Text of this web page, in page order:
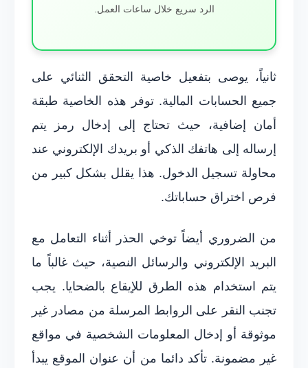
الرد سريع خلال ساعات العمل.
ثانياً، يوصى بتفعيل خاصية التحقق الثنائي على
جميع الحسابات المالية. توفر هذه الخاصية طبقة
أمان إضافية، حيث تحتاج إلى إدخال رمز يتم
إرساله إلى هاتفك الذكي أو بريدك الإلكتروني عند
محاولة تسجيل الدخول. هذا يقلل بشكل كبير من
فرص اختراق حساباتك.
من الضروري أيضاً توخي الحذر أثناء التعامل مع
البريد الإلكتروني والرسائل النصية، حيث غالباً ما
يتم استخدام هذه الطرق للإيقاع بالضحايا. يجب
تجنب النقر على الروابط المرسلة من مصادر غير
موثوقة أو إدخال المعلومات الشخصية في مواقع
غير مضمونة. تأكد دائما من أن عنوان الموقع يبدأ